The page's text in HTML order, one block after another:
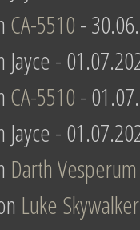
CA-5510-
Jayce -
CA-5510-
Jayce -
Darth Vesperum
Luke Skywalker